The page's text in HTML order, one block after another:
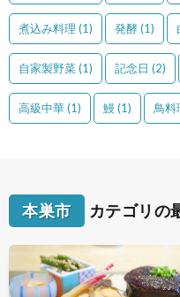
煮込み料理 (1) 発酵(1)
自家製野菜(1) 記念日 (2)
高級中華(1) 鰻(1) 鳥料
本巣市 カテゴリの